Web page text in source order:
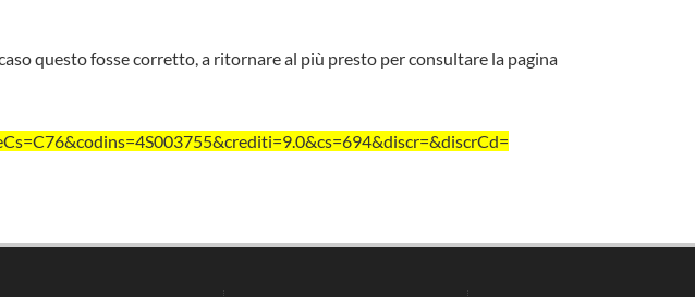
questo fosse corretto, a ritornare al più presto per consultare la pagina